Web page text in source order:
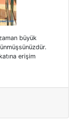
büyük
erişim